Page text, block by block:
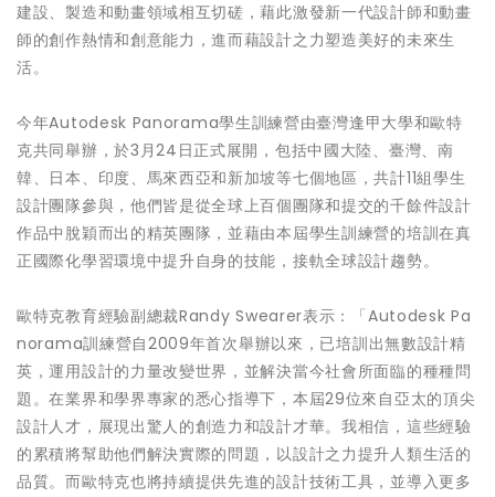
建設、製造和動畫領域相互切磋，藉此激發新一代設計師和動畫
師的創作熱情和創意能力，進而藉設計之力塑造美好的未來生
活。
今年Autodesk Panorama學生訓練營由臺灣逢甲大學和歐特
克共同舉辦，於3月24日正式展開，包括中國大陸、臺灣、南
韓、日本、印度、馬來西亞和新加坡等七個地區，共計11組學生
設計團隊參與，他們皆是從全球上百個團隊和提交的千餘件設計
作品中脫穎而出的精英團隊，並藉由本屆學生訓練營的培訓在真
正國際化學習環境中提升自身的技能，接軌全球設計趨勢。
歐特克教育經驗副總裁Randy Swearer表示：「Autodesk Pa
norama訓練營自2009年首次舉辦以來，已培訓出無數設計精
英，運用設計的力量改變世界，並解決當今社會所面臨的種種問
題。在業界和學界專家的悉心指導下，本屆29位來自亞太的頂尖
設計人才，展現出驚人的創造力和設計才華。我相信，這些經驗
的累積將幫助他們解決實際的問題，以設計之力提升人類生活的
品質。而歐特克也將持續提供先進的設計技術工具，並導入更多